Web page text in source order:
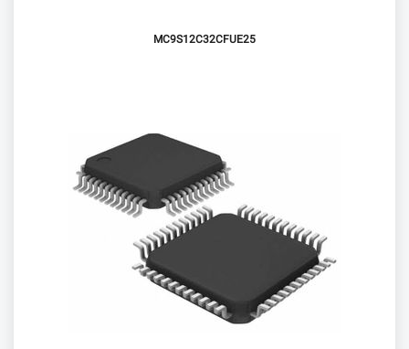
MC9S12C32CFUE25